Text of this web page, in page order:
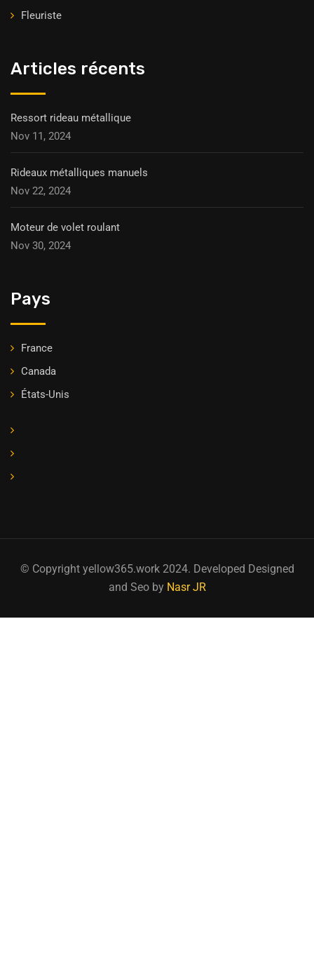
Fleuriste
Articles récents
Ressort rideau métallique
Nov 11, 2024
Rideaux métalliques manuels
Nov 22, 2024
Moteur de volet roulant
Nov 30, 2024
Pays
France
Canada
États-Unis
© Copyright yellow365.work 2024. Developed Designed
and Seo by Nasr JR